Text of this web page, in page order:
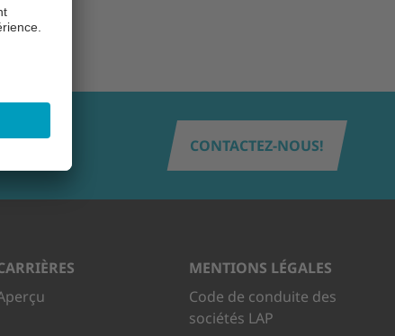
CONTACTEZ-NOUS!
MENTIONS LÉGALES
Code de conduite des
sociétés LAP